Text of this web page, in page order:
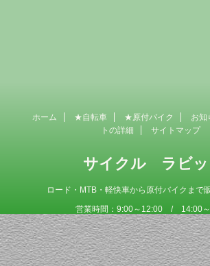
ホーム ★自転車 ★原付バイク お知
トの詳細
サイトマップ
サイクル ラビッ
ロード・MTB・軽快車から原付バイクまで
営業時間：9:00～12:00 / 14:00
定 休 日 ：毎週木曜日
Copyright© サイクル ラビット , 2026 AllRights
AFFINGER4.